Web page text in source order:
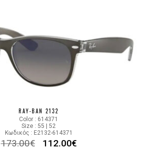
RAY-BAN 2132
Color : 614371
Size : 55 | 52
Κωδικός : E2132-614371
173.00€ 112.00€